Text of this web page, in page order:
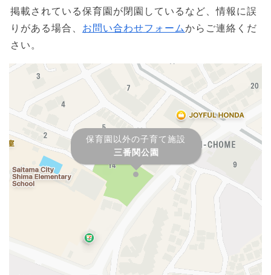
掲載されている保育園が閉園しているなど、情報に誤
りがある場合、 お問い合わせフォームからご連絡くだ
さい。
保育園以外の子育て施設
三番関公園